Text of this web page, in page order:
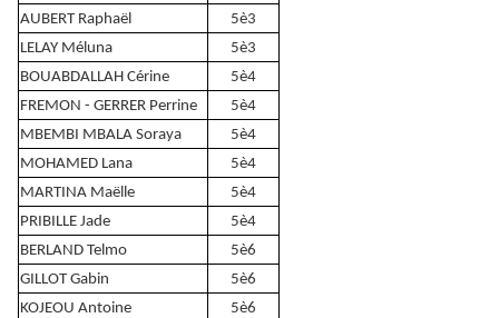
AUBERT Raphaël
5è3
LELAY Méluna
5è3
BOUABDALLAH Cérine
5è4
FREMON - GERRER Perrine
5è4
MBEMBI MBALA Soraya
5è4
MOHAMED Lana
5è4
MARTINA Maëlle
5è4
PRIBILLE Jade
5è4
BERLAND Telmo
5è6
GILLOT Gabin
5è6
KOJEOU Antoine
5è6